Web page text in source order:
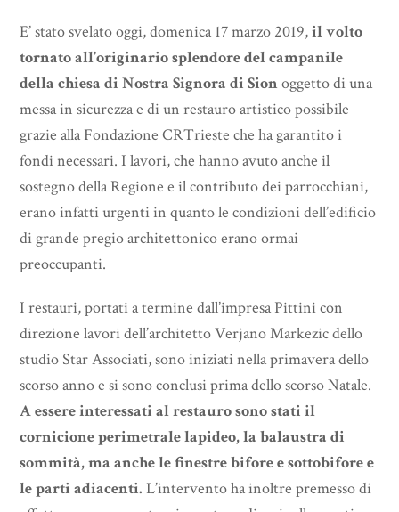
E’ stato svelato oggi, domenica 17 marzo 2019,il volto
tornato all’originario splendore del campanile
della chiesa di Nostra Signora di Sionoggetto di una
messa in sicurezza e di un restauro artistico possibile
grazie alla Fondazione CRTrieste che ha garantito i
fondi necessari. I lavori, che hanno avuto anche il
sostegno della Regione e il contributo dei parrocchiani,
erano infatti urgenti in quanto le condizioni dell’edificio
di grande pregio architettonico erano ormai
preoccupanti.
I restauri, portati a termine dall’impresa Pittini con
direzione lavori dell’architetto Verjano Markezic dello
studio Star Associati, sono iniziati nella primavera dello
scorso anno e si sono conclusi prima dello scorso Natale.
A essere interessati al restauro sono stati il
cornicione perimetrale lapideo, la balaustra di
sommità, ma anche le finestre bifore e sottobifore e
le parti adiacenti. L’intervento ha inoltre premesso di